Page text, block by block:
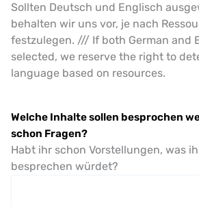
Sollten Deutsch und Englisch
behalten wir uns vor, je nach
festzulegen. /// If both German and
selected, we reserve the right to
language based on resources.
Welche Inhalte sollen besprochen
schon Fragen?
Habt ihr schon Vorstellungen, was
besprechen würdet?